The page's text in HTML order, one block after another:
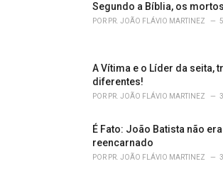
Segundo a Bíblia, os
POR PR. JOÃO FLÁVIO MARTINEZ
A Vítima e o Líder da seita,
diferentes!
POR PR. JOÃO FLÁVIO MARTINEZ
É Fato: João Batista não
reencarnado
POR PR. JOÃO FLÁVIO MARTINEZ